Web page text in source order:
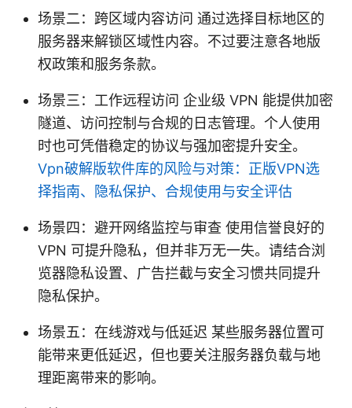
场景二：跨区域内容访问 通过选择目标地区的
服务器来解锁区域性内容。不过要注意各地版
权政策和服务条款。
场景三：工作远程访问 企业级 VPN 能提供加密
隧道、访问控制与合规的日志管理。个人使用
时也可凭借稳定的协议与强加密提升安全。
Vpn破解版软件库的风险与对策：正版VPN选
择指南、隐私保护、合规使用与安全评估
场景四：避开网络监控与审查 使用信誉良好的
VPN 可提升隐私，但并非万无一失。请结合浏
览器隐私设置、广告拦截与安全习惯共同提升
隐私保护。
场景五：在线游戏与低延迟 某些服务器位置可
能带来更低延迟，但也要关注服务器负载与地
理距离带来的影响。